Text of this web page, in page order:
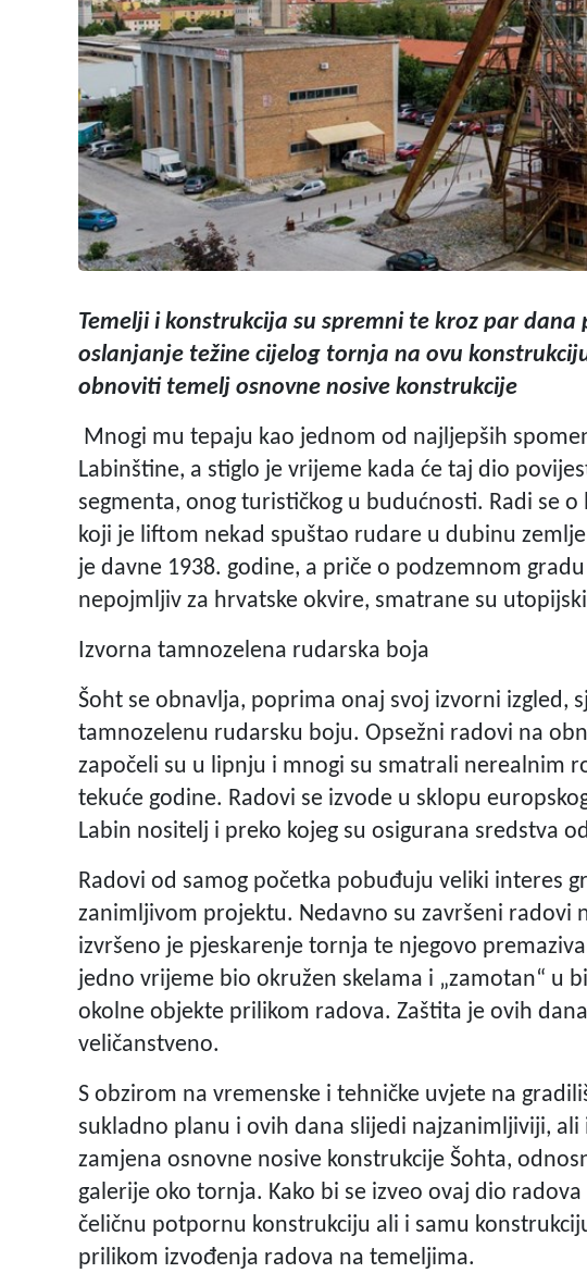
Temelji i konstrukcija su spremni te kroz par
oslanjanje težine cijelog tornja na ovu
obnoviti temelj osnovne nosive konstrukcije
Mnogi mu tepaju kao jednom od najljepših
Labinštine, a stiglo je vrijeme kada će taj dio
segmenta, onog turističkog u budućnosti. Radi se
koji je liftom nekad spuštao rudare u dubinu
je davne 1938. godine, a priče o podzemnom
nepojmljiv za hrvatske okvire, smatrane su
Izvorna tamnozelena rudarska boja
Šoht se obnavlja, poprima onaj svoj izvorni izgled,
tamnozelenu rudarsku boju. Opsežni radovi na
započeli su u lipnju i mnogi su smatrali nerealnim
tekuće godine. Radovi se izvode u sklopu
Labin nositelj i preko kojeg su osigurana sredstva
Radovi od samog početka pobuđuju veliki interes
zanimljivom projektu. Nedavno su završeni radovi
izvršeno je pjeskarenje tornja te njegovo
jedno vrijeme bio okružen skelama i „zamotan“ u
okolne objekte prilikom radova. Zaštita je ovih
veličanstveno.
S obzirom na vremenske i tehničke uvjete na
sukladno planu i ovih dana slijedi najzanimljiviji,
zamjena osnovne nosive konstrukcije Šohta,
galerije oko tornja. Kako bi se izveo ovaj dio
čeličnu potpornu konstrukciju ali i samu
prilikom izvođenja radova na temeljima.